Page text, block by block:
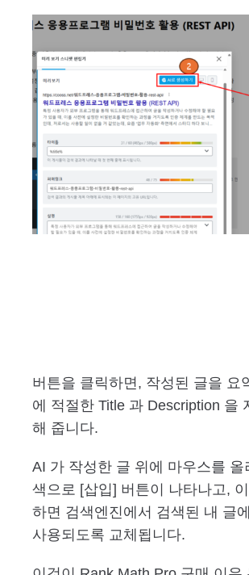
버튼을 클릭하면, 작성된 글을 요
에 적절한 Title 과 Description 을
해 줍니다.
AI 가 작성한 글 위에 마우스를 올
색으로 [삽입] 버튼이 나타나고,
하면 검색엔진에서 검색된 내 글
사용되도록 교체됩니다.